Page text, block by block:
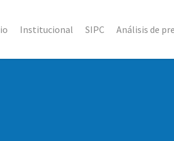
Institucional SIPC Análisis de